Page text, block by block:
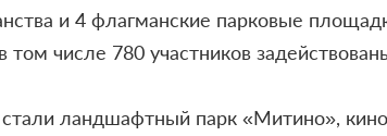
и 4 флагманские парковые
том числе 780 участников
ландшафтный парк «Митино»,